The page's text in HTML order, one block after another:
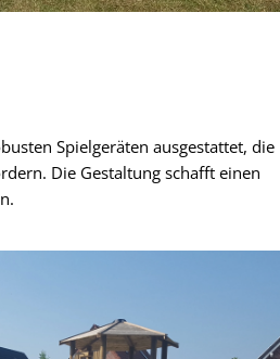
Spielgeräten ausgestattet, die
Die Gestaltung schafft einen